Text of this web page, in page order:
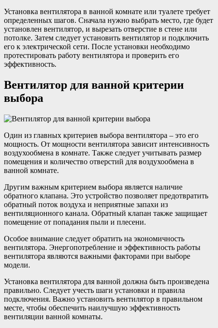
Установка вентилятора в ванной комнате или туалете требует
определенных шагов. Сначала нужно выбрать место, где будет
установлен вентилятор, и вырезать отверстие в стене или
потолке. Затем следует установить вентилятор и подключить
его к электрической сети. После установки необходимо
протестировать работу вентилятора и проверить его
эффективность.
Вентилятор для ванной критерии
выбора
Один из главных критериев выбора вентилятора – это его
мощность. От мощности вентилятора зависит интенсивность
воздухообмена в комнате. Также следует учитывать размер
помещения и количество отверстий для воздухообмена в
ванной комнате.
Другим важным критерием выбора является наличие
обратного клапана. Это устройство позволяет предотвратить
обратный поток воздуха и неприятные запахи из
вентиляционного канала. Обратный клапан также защищает
помещение от попадания пыли и плесени.
Особое внимание следует обратить на экономичность
вентилятора. Энергопотребление и эффективность работы
вентилятора являются важными факторами при выборе
модели.
Установка вентилятора для ванной должна быть произведена
правильно. Следует учесть шаги установки и правила
подключения. Важно установить вентилятор в правильном
месте, чтобы обеспечить наилучшую эффективность
вентиляции ванной комнаты.